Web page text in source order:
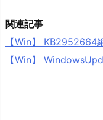
関連記事
【Win】 KB2952664
【Win】